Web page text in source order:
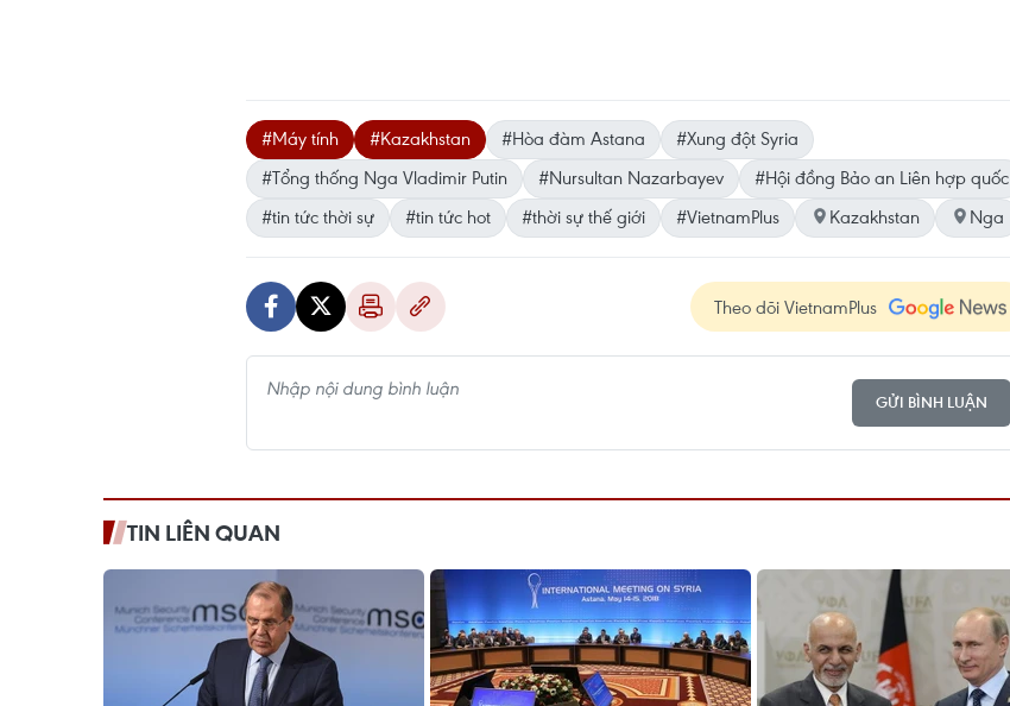
#Máy tính #Kazakhstan #Hòa đàm Astana
#Xung đột Syria
#Tổng thống Nga Vladimir Putin
#Nursultan Nazarbayev
#Hội đồng Bảo an Liên hợp quốc
#tin tức thời sự
#tin tức hot #thời sự thế giới #VietnamPlus Kazakhstan Nga
Theo dõi VietnamPlus
GỬI BÌNH LUẬN
TIN LIÊN QUAN